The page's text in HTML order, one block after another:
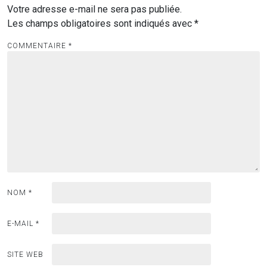
Votre adresse e-mail ne sera pas publiée.
Les champs obligatoires sont indiqués avec *
COMMENTAIRE *
NOM *
E-MAIL *
SITE WEB